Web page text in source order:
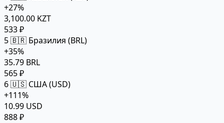
+27%
3,100.00 KZT
533 ₽
5🇧🇷 Бразилия (BRL)
+35%
35.79 BRL
565 ₽
6🇺🇸 США (USD)
+111%
10.99 USD
888 ₽